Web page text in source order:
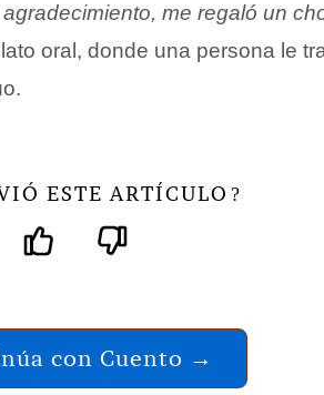
me regaló un
oral, donde una persona le
ESTE ARTÍCULO ?
con Cuento →